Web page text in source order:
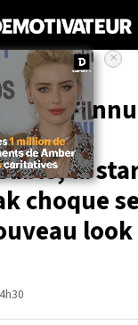
Series
la
choque
look
×